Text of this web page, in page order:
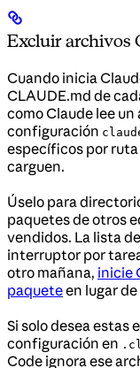
Excluir archivos
Cuando inicia
CLAUDE.md de
como Claude lee
configuración
específicos por
carguen.
Úselo para
paquetes de otros
vendidos. La lista
interruptor por
otro mañana, inicie
paqueteen lugar
Si solo desea estas
configuración en
Code ignora ese